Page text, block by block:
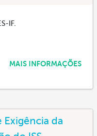
IF.
MAIS INFORMAÇÕES
da